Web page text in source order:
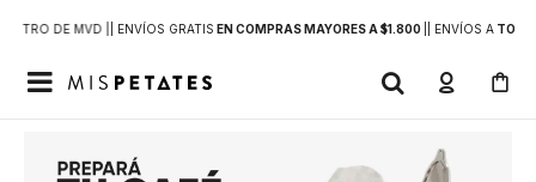
DE MVD | | ENVÍOS GRATIS EN COMPRAS MAYORES A $1.800 | ENVÍOS ATODO
